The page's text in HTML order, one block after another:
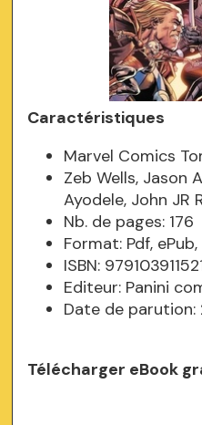
Caractéristiques
Marvel Comics
Zeb Wells, Jason
Ayodele, John JR
Nb. de pages: 176
Format: Pdf, ePub,
ISBN:
Editeur: Panini
Date de parution:
Télécharger eBook